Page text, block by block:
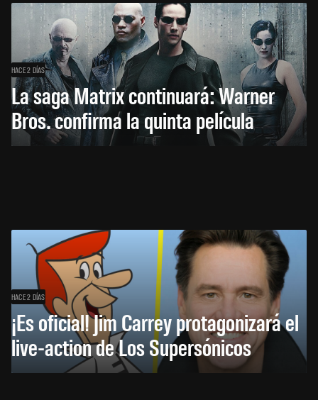
HACE 2 DÍAS
La saga Matrix continuará: Warner
Bros. confirma la quinta película
HACE 2 DÍAS
¡Es oficial! Jim Carrey protagonizará el
live-action de Los Supersónicos